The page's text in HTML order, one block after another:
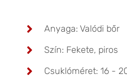
Anyaga: Valódi bőr
Szín: Fekete, piros
Csuklóméret: 16 -